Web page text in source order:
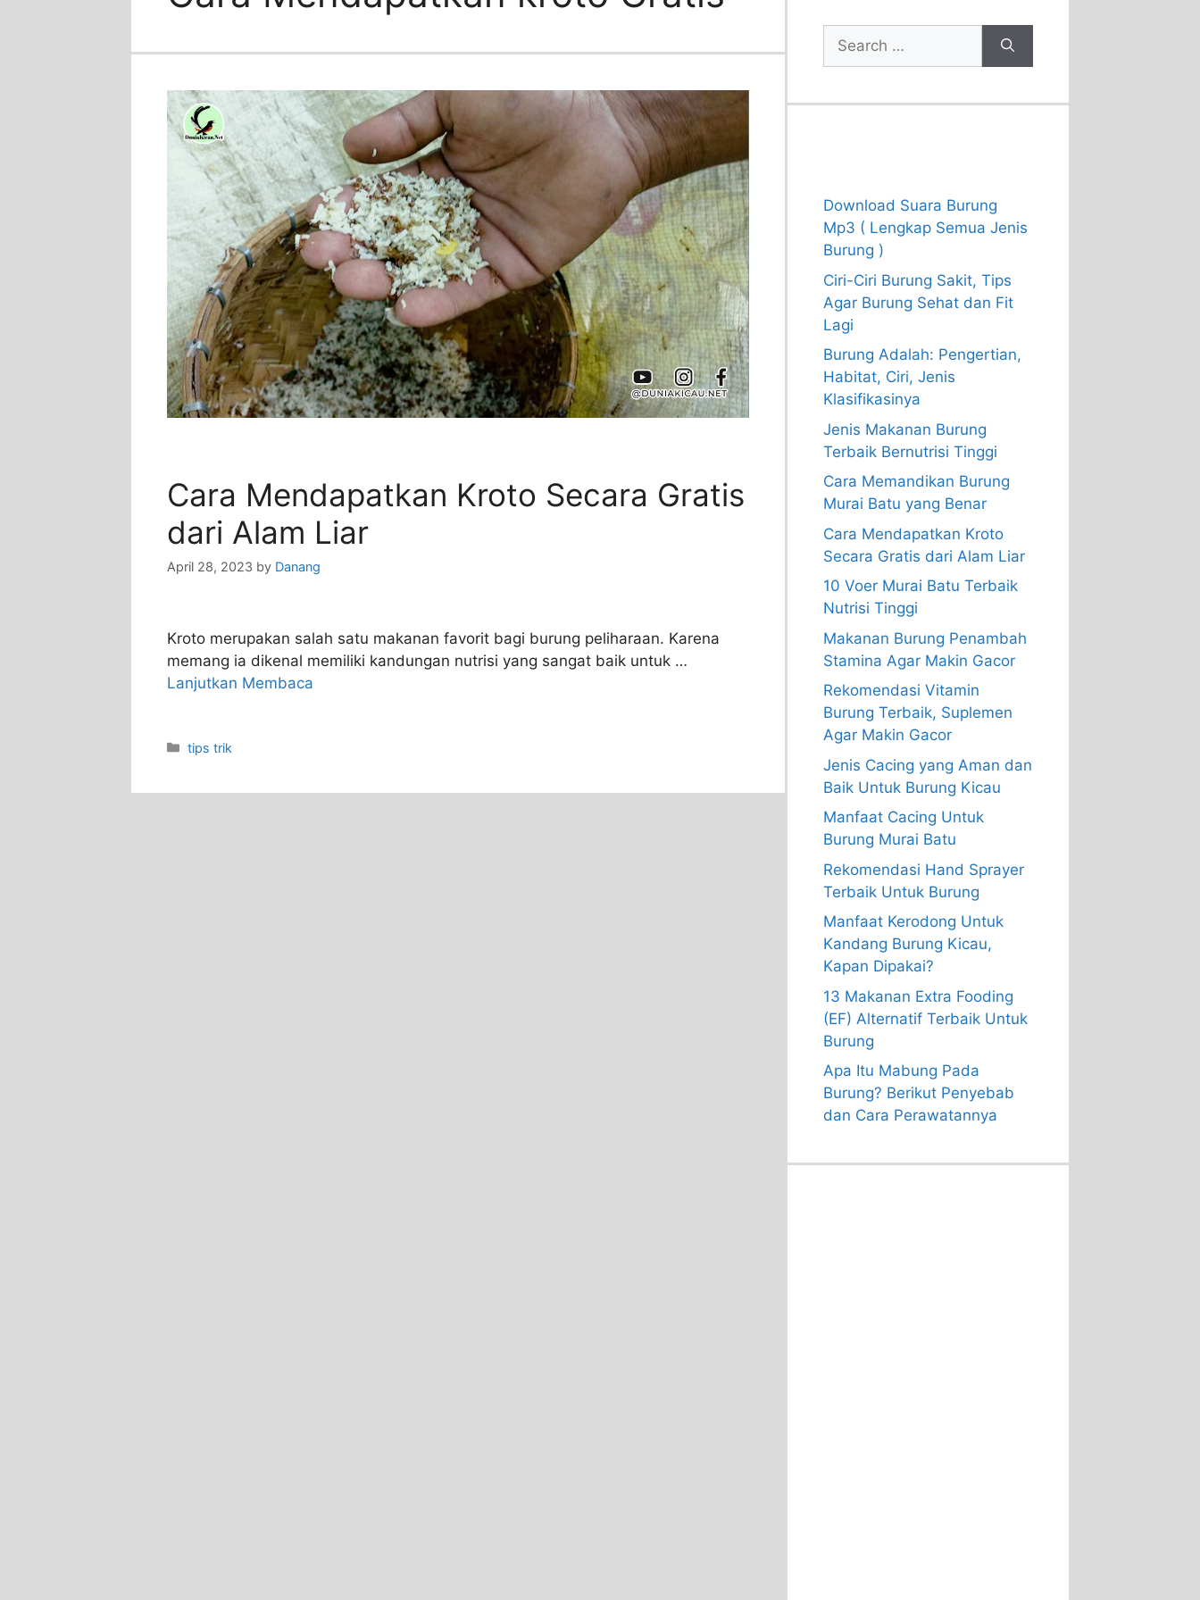
Cara Mendapatkan Kroto Secara Gratis
dari Alam Liar
April 28, 2023 by Danang
Kroto merupakan salah satu makanan favorit bagi burung peliharaan. Karena
memang ia dikenal memiliki kandungan nutrisi yang sangat baik untuk …
Lanjutkan Membaca
Categories
tips trik
Search
for:
Download Suara Burung
Mp3 ( Lengkap Semua Jenis
Burung )
Ciri-Ciri Burung Sakit, Tips
Agar Burung Sehat dan Fit
Lagi
Burung Adalah: Pengertian,
Habitat, Ciri, Jenis
Klasifikasinya
Jenis Makanan Burung
Terbaik Bernutrisi Tinggi
Cara Memandikan Burung
Murai Batu yang Benar
Cara Mendapatkan Kroto
Secara Gratis dari Alam Liar
10 Voer Murai Batu Terbaik
Nutrisi Tinggi
Makanan Burung Penambah
Stamina Agar Makin Gacor
Rekomendasi Vitamin
Burung Terbaik, Suplemen
Agar Makin Gacor
Jenis Cacing yang Aman dan
Baik Untuk Burung Kicau
Manfaat Cacing Untuk
Burung Murai Batu
Rekomendasi Hand Sprayer
Terbaik Untuk Burung
Manfaat Kerodong Untuk
Kandang Burung Kicau,
Kapan Dipakai?
13 Makanan Extra Fooding
(EF) Alternatif Terbaik Untuk
Burung
Apa Itu Mabung Pada
Burung? Berikut Penyebab
dan Cara Perawatannya